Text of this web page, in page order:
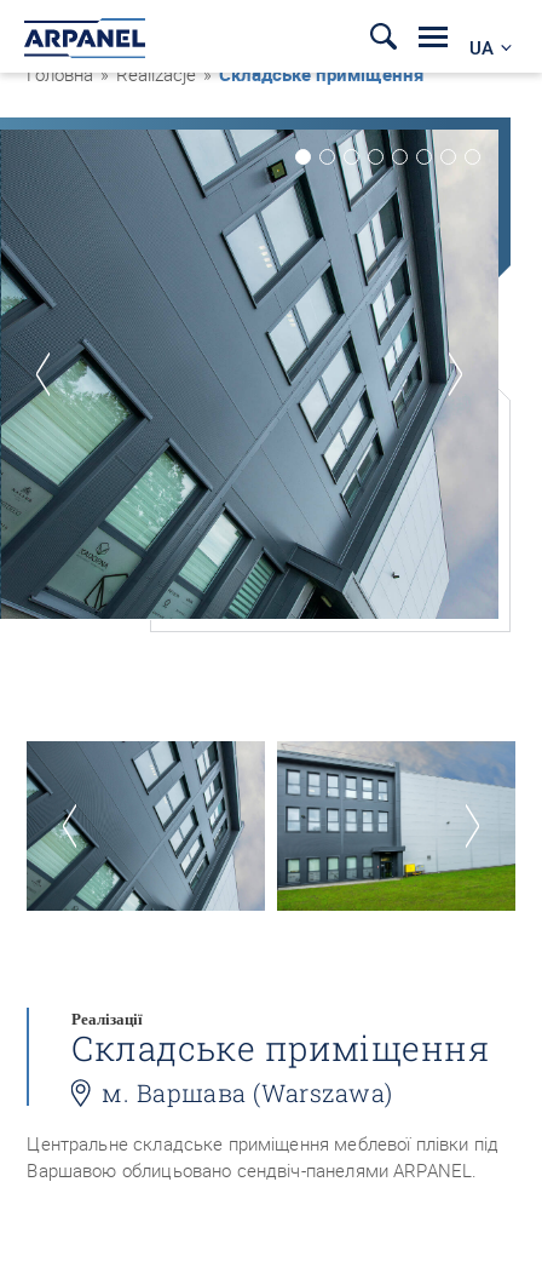
UA
Головна » Realizacje »Складське приміщення
Реалізації
Складське приміщення
м. Варшава (Warszawa)
Центральне складське приміщення меблевої плівки під
Варшавою облицьовано сендвіч-панелями ARPANEL.